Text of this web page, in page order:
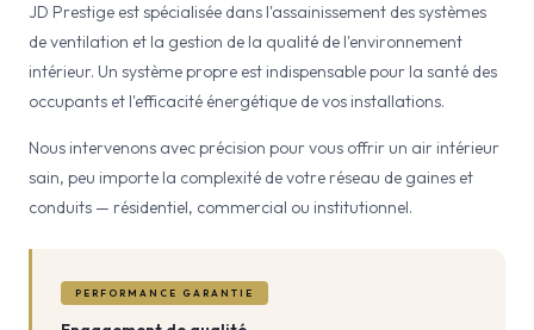
JD Prestige est spécialisée dans l'assainissement des systèmes
de ventilation et la gestion de la qualité de l'environnement
intérieur. Un système propre est indispensable pour la santé des
occupants et l'efficacité énergétique de vos installations.
Nous intervenons avec précision pour vous offrir un air intérieur
sain, peu importe la complexité de votre réseau de gaines et
conduits — résidentiel, commercial ou institutionnel.
PERFORMANCE GARANTIE